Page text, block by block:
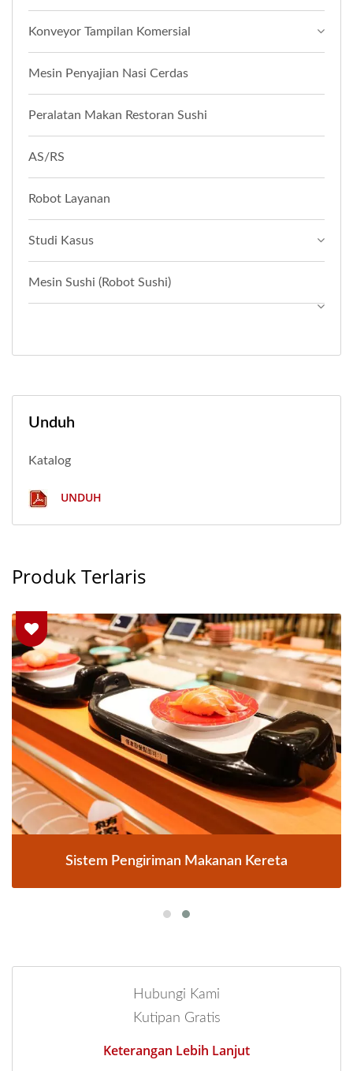
Konveyor Tampilan Komersial
Mesin Penyajian Nasi Cerdas
Peralatan Makan Restoran Sushi
AS/RS
Robot Layanan
Studi Kasus
Mesin Sushi (Robot Sushi)
Unduh
Katalog
UNDUH
Produk Terlaris
Sistem Pengiriman Makanan Kereta
Hubungi Kami
Kutipan Gratis
Keterangan Lebih Lanjut